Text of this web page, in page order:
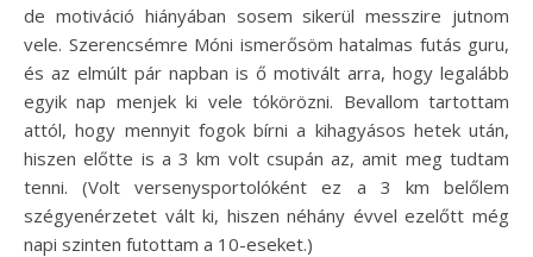
de motiváció hiányában sosem sikerül messzire jutnom
vele. Szerencsémre Móni ismerősöm hatalmas futás guru,
és az elmúlt pár napban is ő motivált arra, hogy legalább
egyik nap menjek ki vele tókörözni. Bevallom tartottam
attól, hogy mennyit fogok bírni a kihagyásos hetek után,
hiszen előtte is a 3 km volt csupán az, amit meg tudtam
tenni. (Volt versenysportolóként ez a 3 km belőlem
szégyenérzetet vált ki, hiszen néhány évvel ezelőtt még
napi szinten futottam a 10-eseket.)